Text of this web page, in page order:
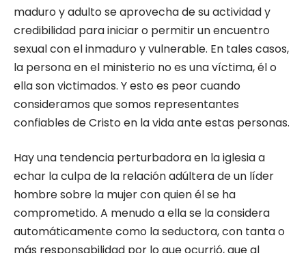
maduro y adulto se aprovecha de su actividad y
credibilidad para iniciar o permitir un encuentro
sexual con el inmaduro y vulnerable. En tales casos,
la persona en el ministerio no es una víctima, él o
ella son victimados. Y esto es peor cuando
consideramos que somos representantes
confiables de Cristo en la vida ante estas personas.
Hay una tendencia perturbadora en la iglesia a
echar la culpa de la relación adúltera de un líder
hombre sobre la mujer con quien él se ha
comprometido. A menudo a ella se la considera
automáticamente como la seductora, con tanta o